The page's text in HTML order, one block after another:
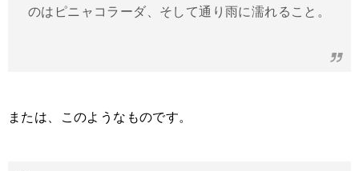
のはピニャコラーダ、そして通り雨に濡れること。
または、このようなものです。